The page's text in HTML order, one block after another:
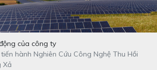
của công ty
hành Nghiên Cứu Công Nghệ Thu Hồi
Xả